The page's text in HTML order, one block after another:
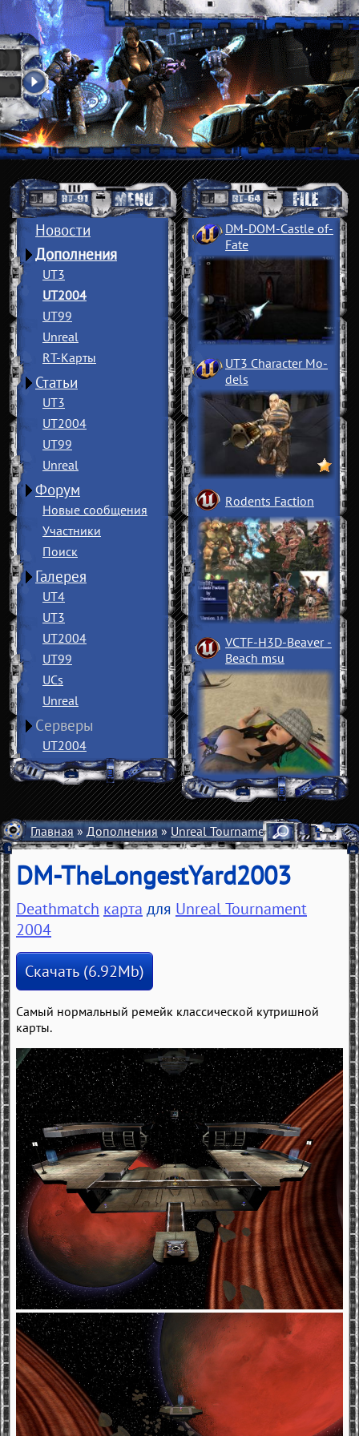
Новости
Дополнения
UT3
UT2004
UT99
Unreal
RT-Карты
Статьи
UT3
UT2004
UT99
Unreal
Форум
Новые сообщения
Участники
Поиск
Галерея
UT4
UT3
UT2004
UT99
UCs
Unreal
Серверы
UT2004
DM-DOM-Castle of­
Fate
UT3 Character Mo­
dels
Rodents Faction
VCTF-H3D-Beaver ­
Beach msu
Главная»Дополнения»Unreal Tournament 2004»Карты
DM-TheLongestYard2003
Deathmatch карта для Unreal Tournament
2004
Скачать (6.92Mb)
Самый нормальный ремейк классической кутришной
карты.